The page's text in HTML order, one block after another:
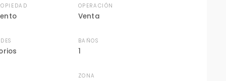
OPERACIÓN
Venta
BAÑOS
1
ZONA